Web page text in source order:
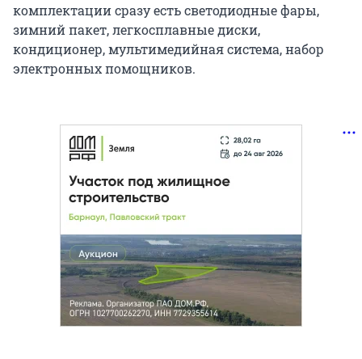
комплектации сразу есть светодиодные фары,
зимний пакет, легкосплавные диски,
кондиционер, мультимедийная система, набор
электронных помощников.